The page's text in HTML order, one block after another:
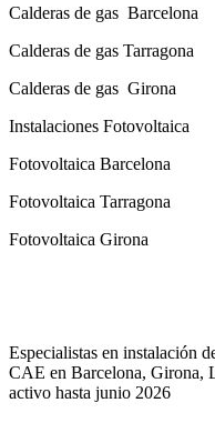
Calderas de gas Barcelona
Calderas de gas Tarragona
Calderas de gas Girona
Instalaciones Fotovoltaica
Fotovoltaica Barcelona
Fotovoltaica Tarragona
Fotovoltaica Girona
Especialistas en instalación
CAE en Barcelona, Girona,
activo hasta junio 2026